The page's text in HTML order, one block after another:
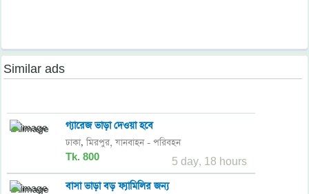
Similar ads
গ্যারেজ ভাড়া দেওয়া হবে
ঢাকা,মিরপুর, যানবাহন - পরিবহন
Tk. 800 5 day, 18 hours
বাসা ভাড়া বড় ফ্যামিলির জন্য